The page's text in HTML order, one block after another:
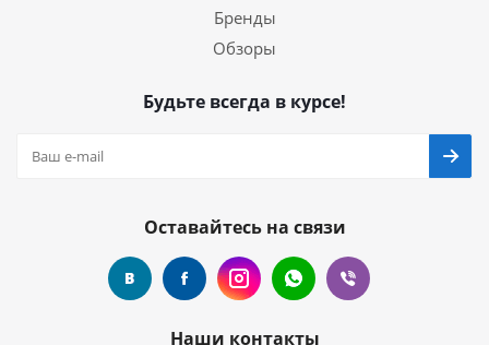
Бренды
Обзоры
Будьте всегда в курсе!
Оставайтесь на связи
Наши контакты